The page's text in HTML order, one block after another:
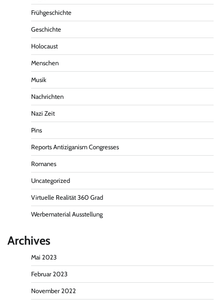
Frühgeschichte
Geschichte
Holocaust
Menschen
Musik
Nachrichten
Nazi Zeit
Pins
Reports Antiziganism Congresses
Romanes
Uncategorized
Virtuelle Realität 360 Grad
Werbematerial Ausstellung
Archives
Mai 2023
Februar 2023
November 2022